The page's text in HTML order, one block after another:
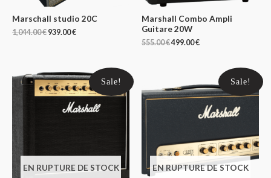
Marschall studio 20C
1,044.00€ 939.00€
Marshall Combo Ampli
Guitare 20W
555.00€499.00€
Sale!
EN RUPTURE DE STOCK
Sale!
EN RUPTURE DE STOCK